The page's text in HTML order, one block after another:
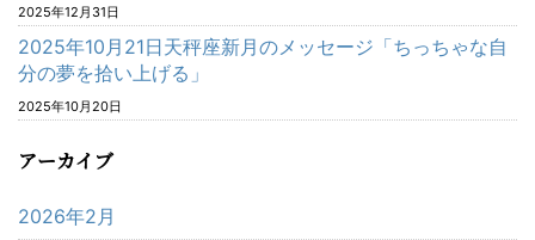
2025年12月31日
2025年10月21日天秤座新月のメッセージ「ちっちゃな自
分の夢を拾い上げる」
2025年10月20日
アーカイブ
2026年2月